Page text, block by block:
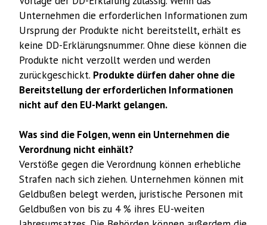
Unternehmen die erforderlichen Informationen zum
Ursprung der Produkte nicht bereitstellt, erhält es
keine DD-Erklärungsnummer. Ohne diese können die
Produkte nicht verzollt werden und werden
zurückgeschickt. Produkte dürfen daher ohne die
Bereitstellung der erforderlichen Informationen
nicht auf den EU-Markt gelangen.
Was sind die Folgen, wenn ein Unternehmen die
Verordnung nicht einhält?
Verstöße gegen die Verordnung können erhebliche
Strafen nach sich ziehen. Unternehmen können mit
Geldbußen belegt werden, juristische Personen mit
Geldbußen von bis zu 4 % ihres EU-weiten